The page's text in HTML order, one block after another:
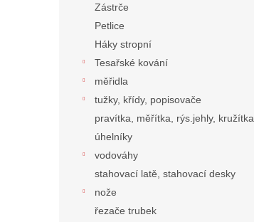
Zástrče
Petlice
Háky stropní
Tesařské kování
měřidla
tužky, křídy, popisovače
pravítka, měřítka, rýs.jehly, kružítka
úhelníky
vodováhy
stahovací latě, stahovací desky
nože
řezače trubek